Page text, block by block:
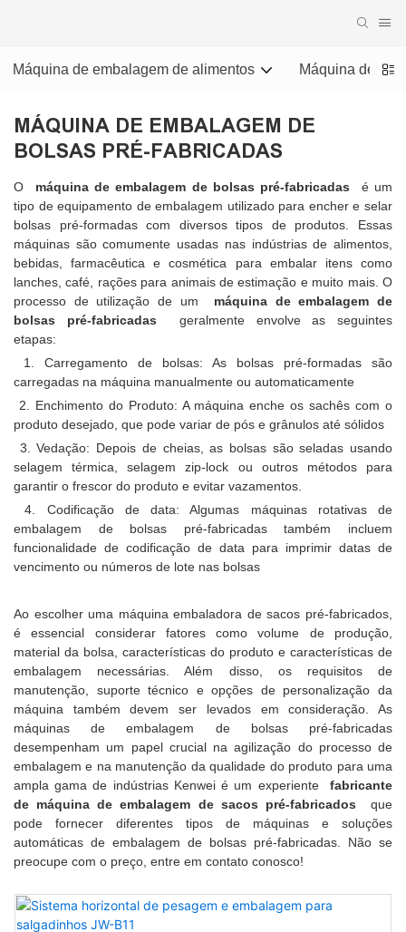
Máquina de embalagem de alimentos Máquina de
MÁQUINA DE EMBALAGEM DE
BOLSAS PRÉ-FABRICADAS
O máquina de embalagem de bolsas pré-fabricadas
é um
tipo de equipamento de embalagem utilizado para encher e selar
bolsas pré-formadas com diversos tipos de produtos. Essas
máquinas são comumente usadas nas indústrias de alimentos,
bebidas, farmacêutica e cosmética para embalar itens como
lanches, café, rações para animais de estimação e muito mais. O
processo de utilização de um
máquina de embalagem de
bolsas pré-fabricadas
geralmente envolve as seguintes
etapas:
1. Carregamento de bolsas: As bolsas pré-formadas são
carregadas na máquina manualmente ou automaticamente
2. Enchimento do Produto: A máquina enche os sachês com o
produto desejado, que pode variar de pós e grânulos até sólidos
3. Vedação: Depois de cheias, as bolsas são seladas usando
selagem térmica, selagem zip-lock ou outros métodos para
garantir o frescor do produto e evitar vazamentos.
4. Codificação de data: Algumas máquinas rotativas de
embalagem de bolsas pré-fabricadas também incluem
funcionalidade de codificação de data para imprimir datas de
vencimento ou números de lote nas bolsas
Ao escolher uma máquina embaladora de sacos pré-fabricados,
é essencial considerar fatores como volume de produção,
material da bolsa, características do produto e características de
embalagem necessárias. Além disso, os requisitos de
manutenção, suporte técnico e opções de personalização da
máquina também devem ser levados em consideração. As
máquinas de embalagem de bolsas pré-fabricadas
desempenham um papel crucial na agilização do processo de
embalagem e na manutenção da qualidade do produto para uma
ampla gama de indústrias Kenwei é um experiente
fabricante
de máquina de embalagem de sacos pré-fabricados
que
pode fornecer diferentes tipos de máquinas e soluções
automáticas de embalagem de bolsas pré-fabricadas. Não se
preocupe com o preço, entre em contato conosco!